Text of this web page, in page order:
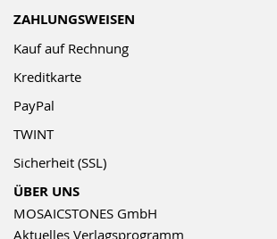
ZAHLUNGSWEISEN
Kauf auf Rechnung
Kreditkarte
PayPal
TWINT
Sicherheit (SSL)
ÜBER UNS
MOSAICSTONES GmbH
Aktuelles Verlagsprogramm